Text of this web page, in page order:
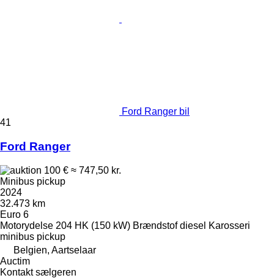
Ford Ranger bil
41
Ford Ranger
100 € ≈ 747,50 kr.
Minibus pickup
2024
32.473 km
Euro 6
Motorydelse 204 HK (150 kW) Brændstof diesel Karosseri
minibus pickup
Belgien, Aartselaar
Auctim
Kontakt sælgeren